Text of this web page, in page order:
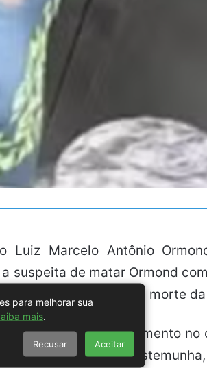
Marcelo Antônio
suspeita de matar Ormond
mesmo após a morte
por possível envolvimento
no imóvel. Uma
para melhorar sua
mais.
Recusar Aceitar